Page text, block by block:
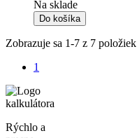
Na sklade
Do košíka
Zobrazuje sa 1-7 z 7 položiek
1
Rýchlo a